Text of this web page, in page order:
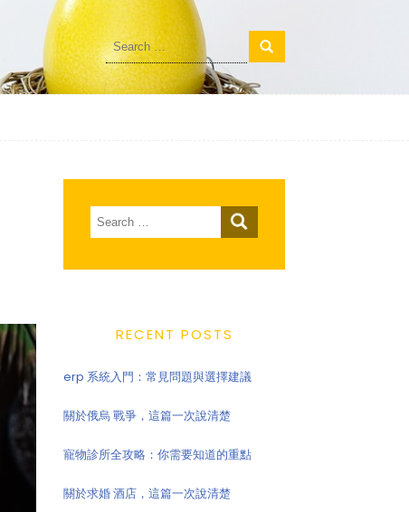
Search
for:
Search
for:
RECENT POSTS
erp 系統入門：常見問題與選擇建議
關於俄烏 戰爭，這篇一次說清楚
寵物診所全攻略：你需要知道的重點
關於求婚 酒店，這篇一次說清楚